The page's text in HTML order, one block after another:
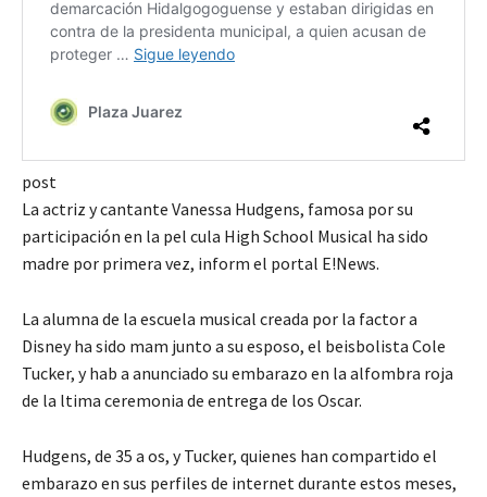
post
La actriz y cantante Vanessa Hudgens, famosa por su
participación en la pel cula High School Musical ha sido
madre por primera vez, inform el portal E!News.
La alumna de la escuela musical creada por la factor a
Disney ha sido mam junto a su esposo, el beisbolista Cole
Tucker, y hab a anunciado su embarazo en la alfombra roja
de la ltima ceremonia de entrega de los Oscar.
Hudgens, de 35 a os, y Tucker, quienes han compartido el
embarazo en sus perfiles de internet durante estos meses,